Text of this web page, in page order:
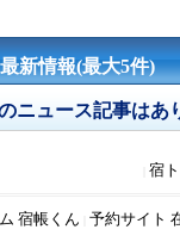
新情報(最大5件)
ニュース記事はあ
宿
宿帳くん 予約サイト